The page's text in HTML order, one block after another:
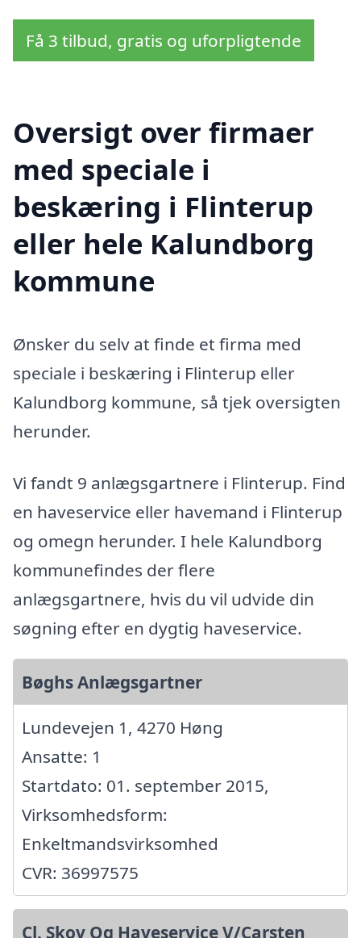
Få 3 tilbud, gratis og uforpligtende
Oversigt over firmaer
med speciale i
beskæring i Flinterup
eller hele Kalundborg
kommune
Ønsker du selv at finde et firma med
speciale i beskæring i Flinterup eller
Kalundborg kommune, så tjek oversigten
herunder.
Vi fandt 9 anlægsgartnere i Flinterup. Find
en haveservice eller havemand i Flinterup
og omegn herunder. I hele Kalundborg
kommunefindes der flere
anlægsgartnere, hvis du vil udvide din
søgning efter en dygtig haveservice.
Bøghs Anlægsgartner
Lundevejen 1, 4270 Høng
Ansatte: 1
Startdato: 01. september 2015,
Virksomhedsform:
Enkeltmandsvirksomhed
CVR: 36997575
Cl. Skov Og Haveservice V/Carsten